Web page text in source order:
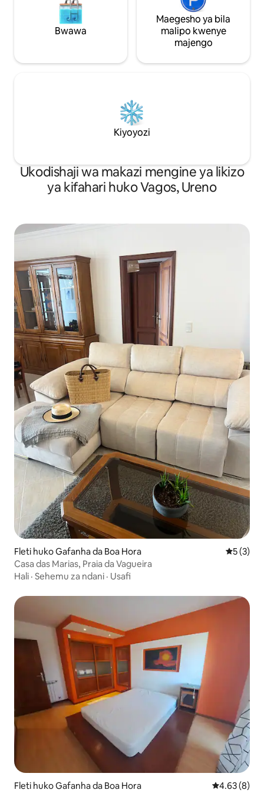
Bwawa
Maegesho ya bila
malipo kwenye
majengo
Kiyoyozi
Ukodishaji wa makazi mengine ya likizo
ya kifahari huko Vagos, Ureno
Fleti huko Gafanha da Boa Hora
5 (3)
Casa das Marias, Praia da Vagueira
Hali · Sehemu za ndani · Usafi
Fleti huko Gafanha da Boa Hora Ukadiriaji
4.63 (8)